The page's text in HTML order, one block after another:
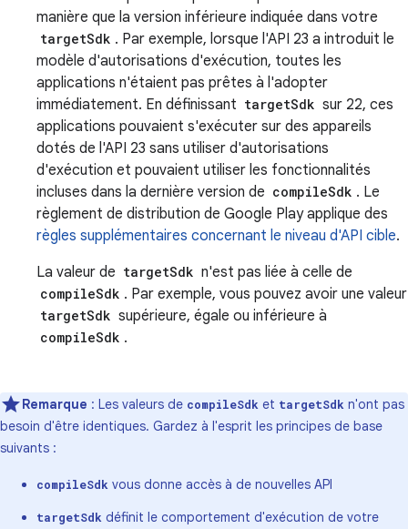
manière que la version inférieure indiquée dans votre
targetSdk . Par exemple, lorsque l'API 23 a introduit le
modèle d'autorisations d'exécution, toutes les
applications n'étaient pas prêtes à l'adopter
immédiatement. En définissant targetSdk sur 22, ces
applications pouvaient s'exécuter sur des appareils
dotés de l'API 23 sans utiliser d'autorisations
d'exécution et pouvaient utiliser les fonctionnalités
incluses dans la dernière version de compileSdk . Le
règlement de distribution de Google Play applique des
règles supplémentaires concernant le niveau d'API cible.
La valeur de targetSdk n'est pas liée à celle de
compileSdk . Par exemple, vous pouvez avoir une valeur
targetSdk supérieure, égale ou inférieure à
compileSdk .
Remarque : Les valeurs de compileSdk et targetSdk n'ont pas
besoin d'être identiques. Gardez à l'esprit les principes de base
suivants :
compileSdk vous donne accès à de nouvelles API
targetSdk définit le comportement d'exécution de votre